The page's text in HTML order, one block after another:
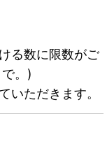
る数に限数がご
。)
いただきます。